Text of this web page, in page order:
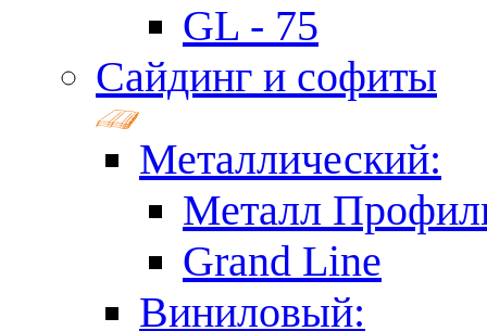
GL - 75
Сайдинг и софиты
Металлический:
Металл
Grand Line
Виниловый: